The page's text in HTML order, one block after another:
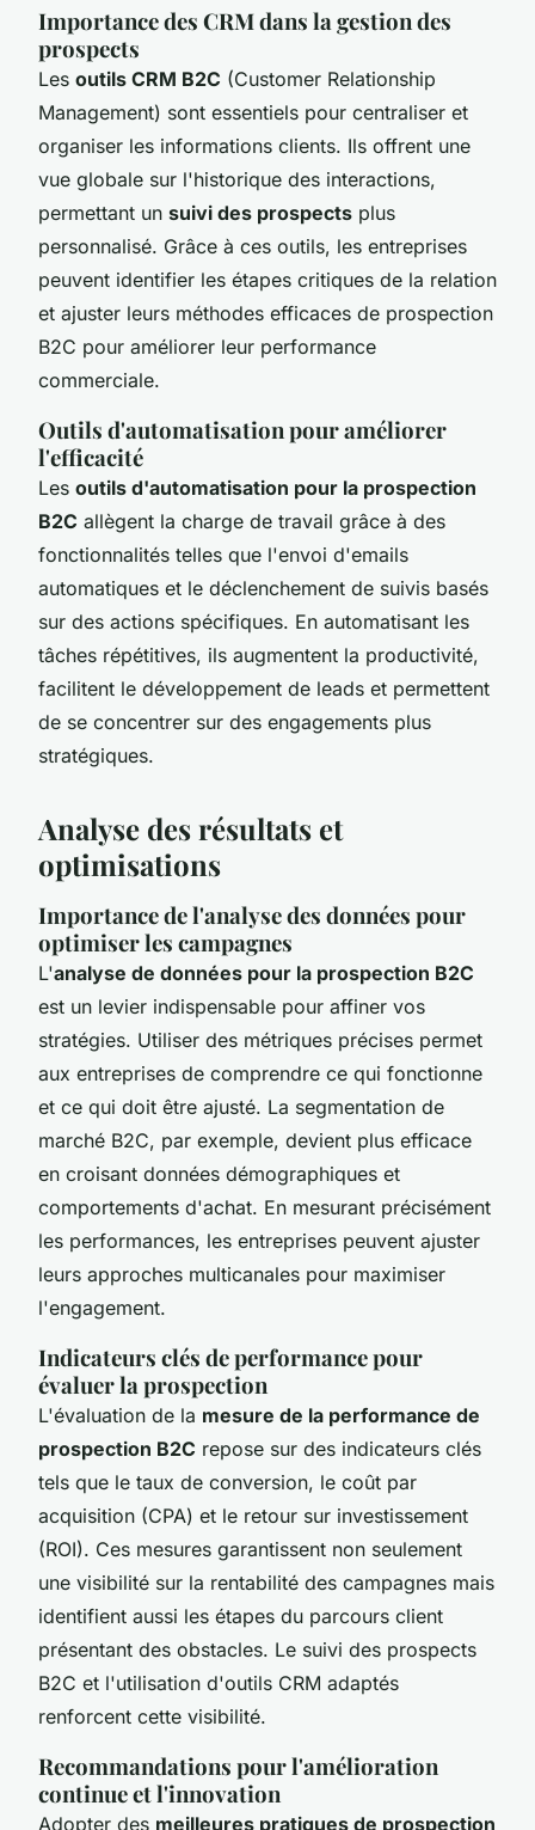
Importance des CRM dans la gestion des
prospects
Les outils CRM B2C (Customer Relationship
Management) sont essentiels pour centraliser et
organiser les informations clients. Ils offrent une
vue globale sur l'historique des interactions,
permettant un suivi des prospects plus
personnalisé. Grâce à ces outils, les entreprises
peuvent identifier les étapes critiques de la relation
et ajuster leurs méthodes efficaces de prospection
B2C pour améliorer leur performance
commerciale.
Outils d'automatisation pour améliorer
l'efficacité
Les outils d'automatisation pour la prospection
B2C allègent la charge de travail grâce à des
fonctionnalités telles que l'envoi d'emails
automatiques et le déclenchement de suivis basés
sur des actions spécifiques. En automatisant les
tâches répétitives, ils augmentent la productivité,
facilitent le développement de leads et permettent
de se concentrer sur des engagements plus
stratégiques.
Analyse des résultats et
optimisations
Importance de l'analyse des données pour
optimiser les campagnes
L'analyse de données pour la prospection B2C
est un levier indispensable pour affiner vos
stratégies. Utiliser des métriques précises permet
aux entreprises de comprendre ce qui fonctionne
et ce qui doit être ajusté. La segmentation de
marché B2C, par exemple, devient plus efficace
en croisant données démographiques et
comportements d'achat. En mesurant précisément
les performances, les entreprises peuvent ajuster
leurs approches multicanales pour maximiser
l'engagement.
Indicateurs clés de performance pour
évaluer la prospection
L'évaluation de la mesure de la performance de
prospection B2C repose sur des indicateurs clés
tels que le taux de conversion, le coût par
acquisition (CPA) et le retour sur investissement
(ROI). Ces mesures garantissent non seulement
une visibilité sur la rentabilité des campagnes mais
identifient aussi les étapes du parcours client
présentant des obstacles. Le suivi des prospects
B2C et l'utilisation d'outils CRM adaptés
renforcent cette visibilité.
Recommandations pour l'amélioration
continue et l'innovation
Adopter des meilleures pratiques de prospection